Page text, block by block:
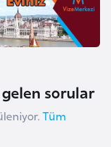
sorular
Tüm